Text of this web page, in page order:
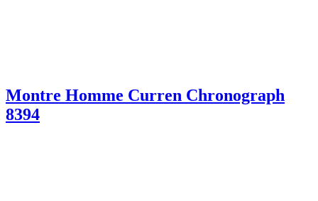
Montre Homme Curren Chronograph
8394